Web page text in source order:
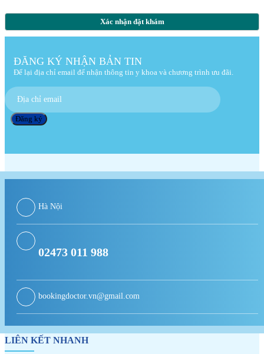
Xác nhận đặt khám
ĐĂNG KÝ NHẬN BẢN TIN
Để lại địa chỉ email để nhận thông tin y khoa và chương trình ưu đãi.
Hà Nội
02473 011 988
bookingdoctor.vn@gmail.com
LIÊN KẾT NHANH